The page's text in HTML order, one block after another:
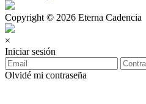
Copyright © 2026 Eterna Cadencia
×
Iniciar sesión
Olvidé mi contraseña